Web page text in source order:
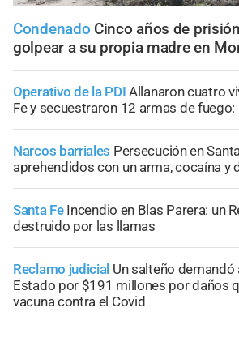
Condenado Cinco años de
golpear a su propia madre en
Operativo de la PDI Allanaron cuatro
Fe y secuestraron 12 armas de
Narcos barriales Persecución en
aprehendidos con un arma, cocaína y
Santa Fe Incendio en Blas Parera: un
destruido por las llamas
Reclamo judicial Un salteño demandó
Estado por $191 millones por daños
vacuna contra el Covid